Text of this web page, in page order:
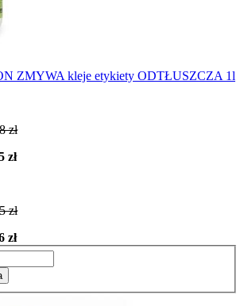
ZMYWA kleje etykiety ODTŁUSZCZA 1l
zł
zł
zł
zł